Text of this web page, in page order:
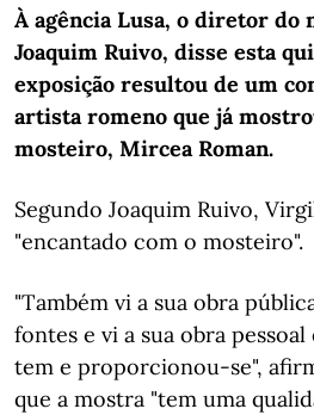
À agência Lusa, o diretor do
Joaquim Ruivo, disse esta
exposição resultou de um
artista romeno que já
mosteiro, Mircea Roman.
Segundo Joaquim Ruivo,
"encantado com o mosteiro".
"Também vi a sua obra
fontes e vi a sua obra
tem e proporcionou-se",
que a mostra "tem uma